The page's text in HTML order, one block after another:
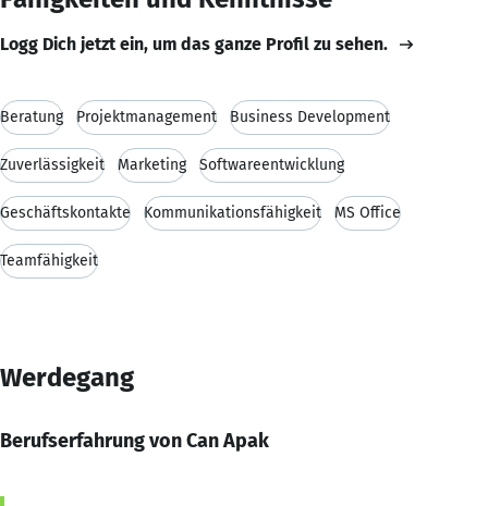
Logg Dich jetzt ein, um das ganze Profil zu sehen.
Beratung Projektmanagement Business Development
Zuverlässigkeit Marketing Softwareentwicklung
Geschäftskontakte Kommunikationsfähigkeit MS Office
Teamfähigkeit
Werdegang
Berufserfahrung von Can Apak